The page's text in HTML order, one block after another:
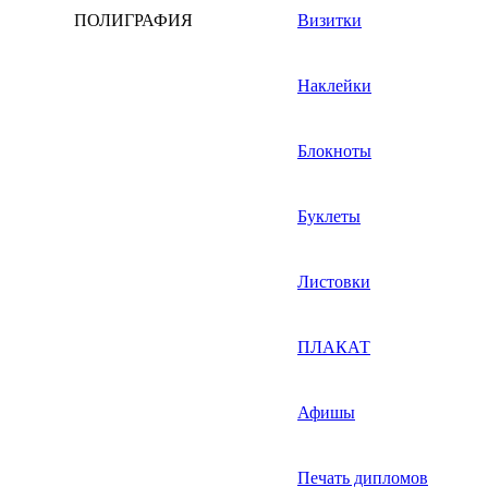
ПОЛИГРАФИЯ Визитки
Наклейки
Блокноты
Буклеты
Листовки
ПЛАКАТ
Афишы
Печать дипломов